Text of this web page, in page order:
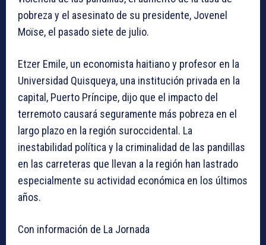
pobreza y el asesinato de su presidente, Jovenel
Moïse, el pasado siete de julio.
Etzer Emile, un economista haitiano y profesor en la
Universidad Quisqueya, una institución privada en la
capital, Puerto Príncipe, dijo que el impacto del
terremoto causará seguramente más pobreza en el
largo plazo en la región suroccidental. La
inestabilidad política y la criminalidad de las pandillas
en las carreteras que llevan a la región han lastrado
especialmente su actividad económica en los últimos
años.
Con información de La Jornada